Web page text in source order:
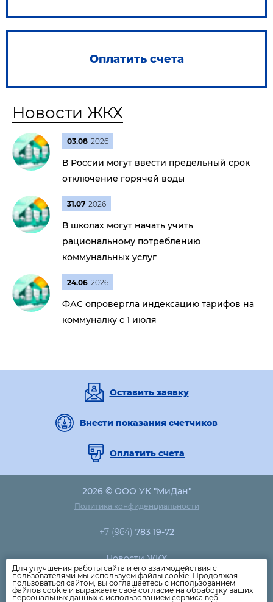
Оплатить счета
Новости ЖКХ
03.08 2026
В России могут ввести предельный срок
отключение горячей воды
31.07 2026
В школах могут начать учить
рациональному потреблению
коммунальных услуг
24.06 2026
ФАС опровергла индексацию тарифов на
коммуналку с 1 июля
Оставить заявку
Внести показания счетчиков
Оплатить счета
2026 © ООО УК "МиДан"
Политика конфиденциальности
+7 (964) 783 19-72
Новости ЖКХ
Новости компании
Как оплатить
Для улучшения работы сайта и его взаимодействия с
пользователями мы используем файлы cookie. Продолжая
пользоваться сайтом, вы соглашаетесь с использованием
файлов cookie и выражаете своё согласие на обработку ваших
персональных данных с использованием сервиса веб-